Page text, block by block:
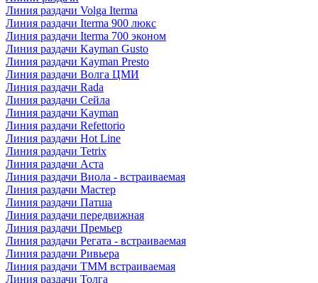
Линия раздачи Volga Iterma
Линия раздачи Iterma 900 люкс
Линия раздачи Iterma 700 эконом
Линия раздачи Kayman Gusto
Линия раздачи Kayman Presto
Линия раздачи Волга ЦМИ
Линия раздачи Rada
Линия раздачи Сейла
Линия раздачи Kayman
Линия раздачи Refettorio
Линия раздачи Hot Line
Линия раздачи Tetrix
Линия раздачи Аста
Линия раздачи Виола - встраиваемая
Линия раздачи Мастер
Линия раздачи Патша
Линия раздачи передвижная
Линия раздачи Премьер
Линия раздачи Регата - встраиваемая
Линия раздачи Ривьера
Линия раздачи ТММ встраиваемая
Линия раздачи Толга